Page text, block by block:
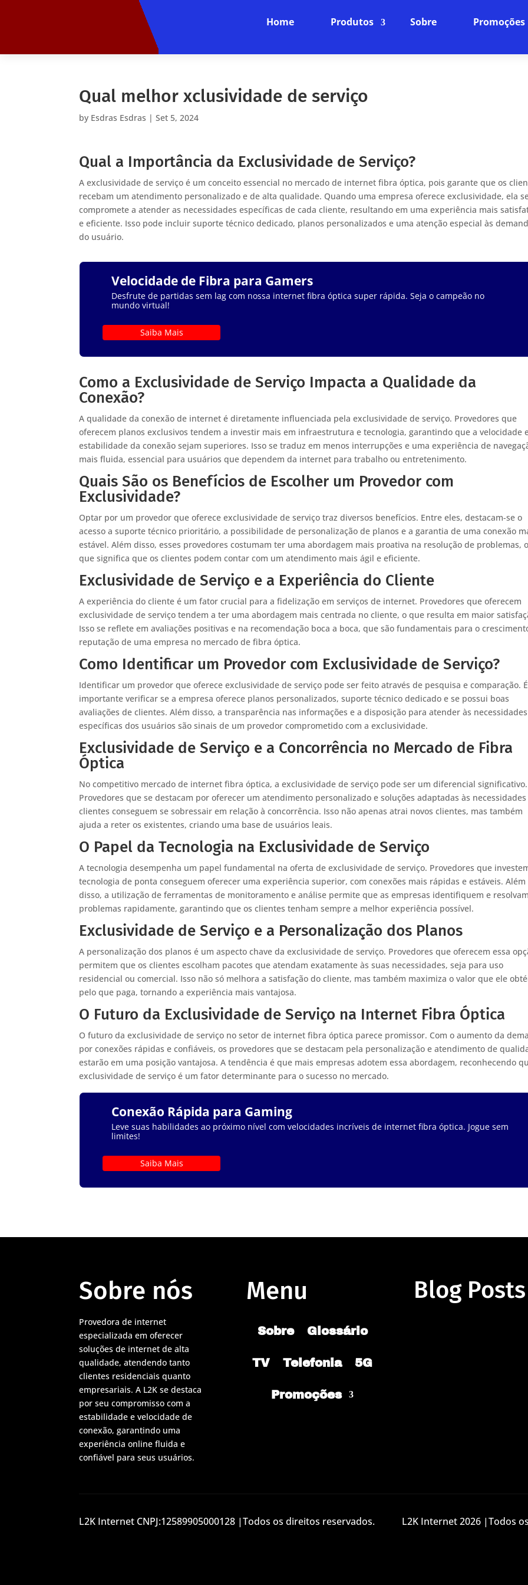
Home Produtos Sobre Promoções
Qual melhor xclusividade de serviço
by Esdras Esdras |Set 5, 2024
Qual a Importância da Exclusividade de Serviço?
A exclusividade de serviço é um conceito essencial no mercado de internet fibra óptica, pois garante que os
recebam um atendimento personalizado e de alta qualidade. Quando uma empresa oferece exclusividade, ela
compromete a atender as necessidades específicas de cada cliente, resultando em uma experiência mais
e eficiente. Isso pode incluir suporte técnico dedicado, planos personalizados e uma atenção especial às
do usuário.
Velocidade de Fibra para Gamers
Desfrute de partidas sem lag com nossa internet fibra óptica super rápida. Seja o campeão no
mundo virtual!
Saiba Mais
Como a Exclusividade de Serviço Impacta a Qualidade da
Conexão?
A qualidade da conexão de internet é diretamente influenciada pela exclusividade de serviço. Provedores que
oferecem planos exclusivos tendem a investir mais em infraestrutura e tecnologia, garantindo que a velocidade
estabilidade da conexão sejam superiores. Isso se traduz em menos interrupções e uma experiência de
mais fluida, essencial para usuários que dependem da internet para trabalho ou entretenimento.
Quais São os Benefícios de Escolher um Provedor com
Exclusividade?
Optar por um provedor que oferece exclusividade de serviço traz diversos benefícios. Entre eles, destacam-se o
acesso a suporte técnico prioritário, a possibilidade de personalização de planos e a garantia de uma conexão
estável. Além disso, esses provedores costumam ter uma abordagem mais proativa na resolução de problemas, o
que significa que os clientes podem contar com um atendimento mais ágil e eficiente.
Exclusividade de Serviço e a Experiência do Cliente
A experiência do cliente é um fator crucial para a fidelização em serviços de internet. Provedores que oferecem
exclusividade de serviço tendem a ter uma abordagem mais centrada no cliente, o que resulta em maior
Isso se reflete em avaliações positivas e na recomendação boca a boca, que são fundamentais para o
reputação de uma empresa no mercado de fibra óptica.
Como Identificar um Provedor com Exclusividade de Serviço?
Identificar um provedor que oferece exclusividade de serviço pode ser feito através de pesquisa e comparação. É
importante verificar se a empresa oferece planos personalizados, suporte técnico dedicado e se possui boas
avaliações de clientes. Além disso, a transparência nas informações e a disposição para atender às necessidades
específicas dos usuários são sinais de um provedor comprometido com a exclusividade.
Exclusividade de Serviço e a Concorrência no Mercado de Fibra
Óptica
No competitivo mercado de internet fibra óptica, a exclusividade de serviço pode ser um diferencial significativo.
Provedores que se destacam por oferecer um atendimento personalizado e soluções adaptadas às necessidades
clientes conseguem se sobressair em relação à concorrência. Isso não apenas atrai novos clientes, mas também
ajuda a reter os existentes, criando uma base de usuários leais.
O Papel da Tecnologia na Exclusividade de Serviço
A tecnologia desempenha um papel fundamental na oferta de exclusividade de serviço. Provedores que
tecnologia de ponta conseguem oferecer uma experiência superior, com conexões mais rápidas e estáveis. Além
disso, a utilização de ferramentas de monitoramento e análise permite que as empresas identifiquem e resolvam
problemas rapidamente, garantindo que os clientes tenham sempre a melhor experiência possível.
Exclusividade de Serviço e a Personalização dos Planos
A personalização dos planos é um aspecto chave da exclusividade de serviço. Provedores que oferecem essa
permitem que os clientes escolham pacotes que atendam exatamente às suas necessidades, seja para uso
residencial ou comercial. Isso não só melhora a satisfação do cliente, mas também maximiza o valor que ele
pelo que paga, tornando a experiência mais vantajosa.
O Futuro da Exclusividade de Serviço na Internet Fibra Óptica
O futuro da exclusividade de serviço no setor de internet fibra óptica parece promissor. Com o aumento da
por conexões rápidas e confiáveis, os provedores que se destacam pela personalização e atendimento de
estarão em uma posição vantajosa. A tendência é que mais empresas adotem essa abordagem, reconhecendo
exclusividade de serviço é um fator determinante para o sucesso no mercado.
Conexão Rápida para Gaming
Leve suas habilidades ao próximo nível com velocidades incríveis de internet fibra óptica. Jogue sem
limites!
Saiba Mais
Sobre nós
Provedora de internet
especializada em oferecer
soluções de internet de alta
qualidade, atendendo tanto
clientes residenciais quanto
empresariais. A L2K se destaca
por seu compromisso com a
estabilidade e velocidade de
conexão, garantindo uma
experiência online fluida e
confiável para seus usuários.
Menu
Sobre Glossário
TV Telefonia 5G
Promoções
Blog Posts
L2K Internet CNPJ:12589905000128 |Todos os direitos reservados. L2K Internet 2026 |Todos